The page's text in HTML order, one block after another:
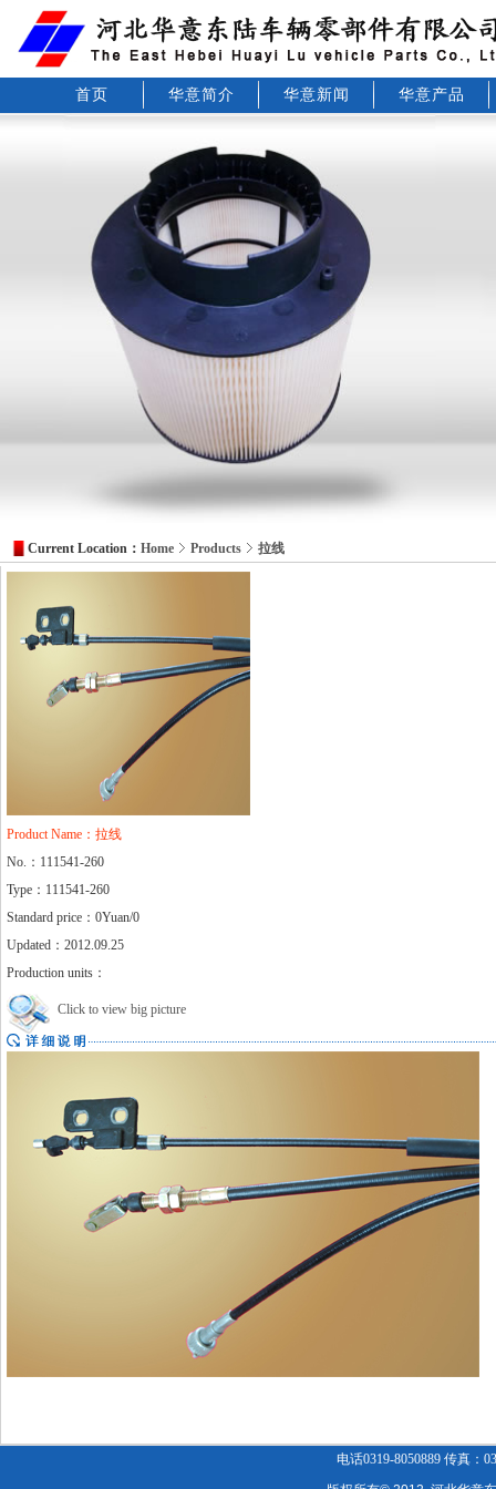
首页 华意简介 华意新闻 华意产品
Current Location： Home Products 拉线
Product Name：拉线
No.：111541-260
Type：111541-260
Standard price：0Yuan/0
Updated：2012.09.25
Production units：
Click to view big picture
电话0319-8050889 传真：